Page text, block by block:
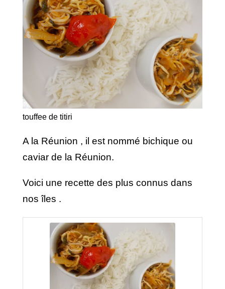
touffee de titiri
A la Réunion , il est nommé bichique ou
caviar de la Réunion.
Voici une recette des plus connus dans
nos îles .